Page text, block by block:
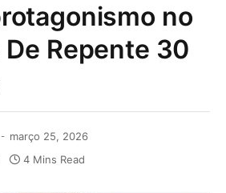
no
Repente 30
março 25, 2026
4 Mins Read